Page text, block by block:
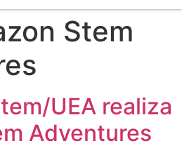
Stem
UEA realiza
Adventures